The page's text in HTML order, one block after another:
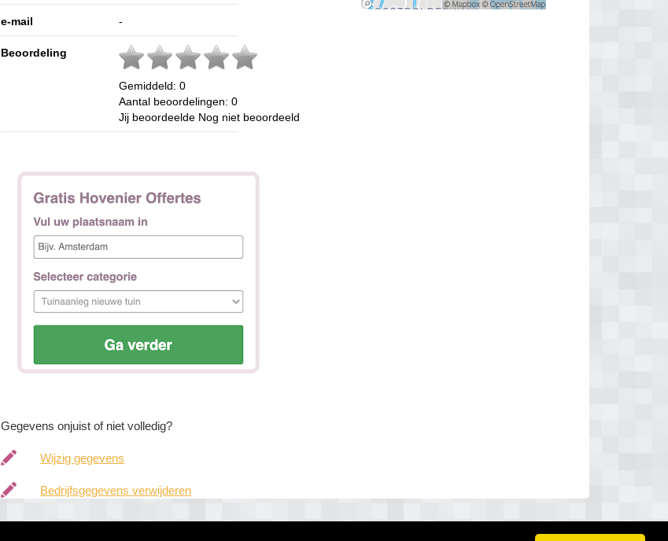
e-mail -
Beoordeling
Gemiddeld:0
Aantal beoordelingen:0
Jij beoordeelde Nog niet beoordeeld
Gegevens onjuist of niet volledig?
Wijzig gegevens
Bedrijfsgegevens verwijderen